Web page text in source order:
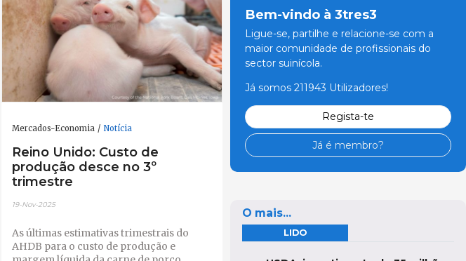
Mercados-Economia Notícia
Reino Unido: Custo de
produção desce no 3º
trimestre
19-Nov-2025
As últimas estimativas trimestrais do
AHDB para o custo de produção e
Bem-vindo à 3tres3
Ligue-se, partilhe e relacione-se com a
maior comunidade de profissionais do
sector suinícola.
Já somos 211943 Utilizadores!
Regista-te
Já é membro?
O mais...
LIDO